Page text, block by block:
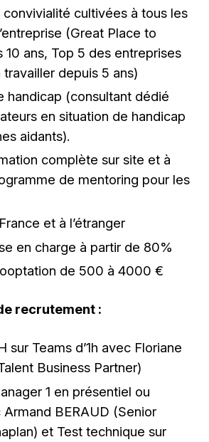
convivialité cultivées à tous les
(Great Place to
10 ans, Top 5 des entreprises
depuis 5 ans)
handicap (consultant dédié
en situation de handicap
aidants).
complète sur site et à
de mentoring pour les
et à l’étranger
en charge à partir de 80%
de 500 à 4000 €
recrutement :
sur Teams d’1h avec Floriane
Business Partner)
1 en présentiel ou
Armand BERAUD (Senior
et Test technique sur